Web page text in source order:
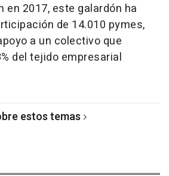
en 2017, este galardón ha
de 14.010 pymes,
a un colectivo que
del tejido empresarial
estos temas